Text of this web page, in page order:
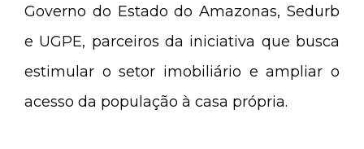
Governo do Estado do Amazonas, Sedurb
e UGPE, parceiros da iniciativa que busca
estimular o setor imobiliário e ampliar o
acesso da população à casa própria.